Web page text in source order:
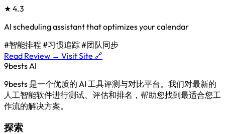
★ 4.3
AI scheduling assistant that optimizes your calendar
#智能排程 #习惯追踪#团队同步
Read Review → Visit Site 🔗
9bestsAI
9bests 是一个优质的 AI 工具评测与对比平台。我们对最新的
人工智能软件进行测试、评估和排名，帮助您找到最适合您工
作流的解决方案。
探索